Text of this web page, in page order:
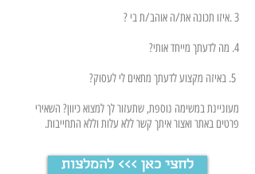
3 .איזו תכונה את/ה אוהב/ת בי ?
4. מה לדעתך מייחד אותי?
מעוניינת במשימה נוספת, שתעזור לך למצוא כיוון? השאירי
פרטים באתר ואצור איתך קשר ללא עלות וללא התחייבות.
לחצי כאן >>> להמלצות